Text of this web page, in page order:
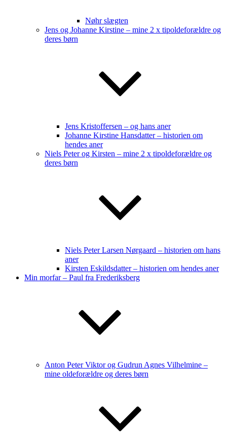
Nøhr slægten
Jens og Johanne Kirstine – mine 2 x tipoldeforældre og
deres børn
Jens Kristoffersen – og hans aner
Johanne Kirstine Hansdatter – historien om
hendes aner
Niels Peter og Kirsten – mine 2 x tipoldeforældre og
deres børn
Niels Peter Larsen Nørgaard – historien om hans
aner
Kirsten Eskildsdatter – historien om hendes aner
Min morfar – Paul fra Frederiksberg
Anton Peter Viktor og Gudrun Agnes Vilhelmine –
mine oldeforældre og deres børn